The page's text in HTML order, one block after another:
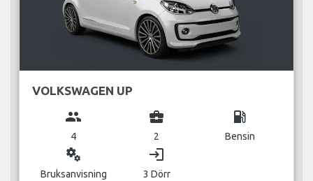
VOLKSWAGEN UP
group
4
business_center
2
local_gas_station
Bensin
miscellaneous_services
Bruksanvisning
login
3 Dörr